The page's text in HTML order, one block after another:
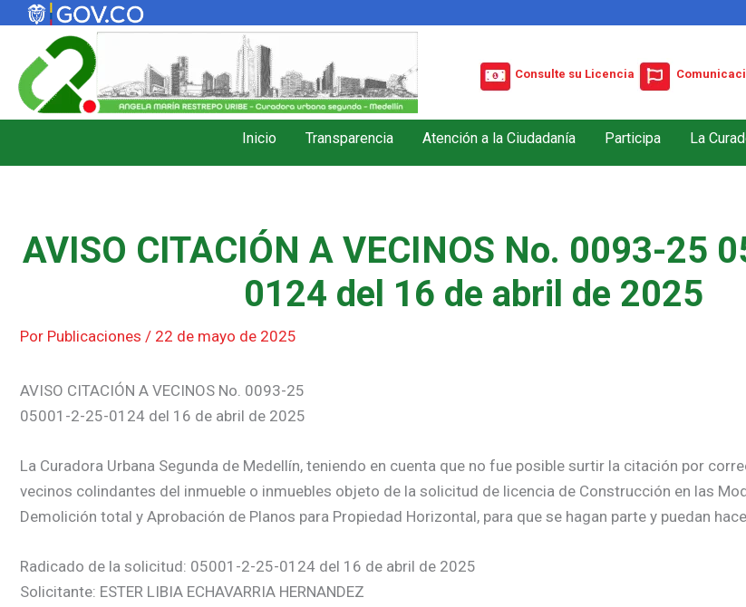
contenido
Consulte su Licencia
Inicio Transparencia Atención a la Ciudadanía Participa La
AVISO CITACIÓN A VECINOS No. 0093-25
0124 del 16 de abril de 2025
Por Publicaciones / 22 de mayo de 2025
AVISO CITACIÓN A VECINOS No. 0093-25
05001-2-25-0124 del 16 de abril de 2025
La Curadora Urbana Segunda de Medellín, teniendo en cuenta que no fue posible surtir la citación por
vecinos colindantes del inmueble o inmuebles objeto de la solicitud de licencia de Construcción en las
Demolición total y Aprobación de Planos para Propiedad Horizontal, para que se hagan parte y puedan
Radicado de la solicitud: 05001-2-25-0124 del 16 de abril de 2025
Solicitante: ESTER LIBIA ECHAVARRIA HERNANDEZ